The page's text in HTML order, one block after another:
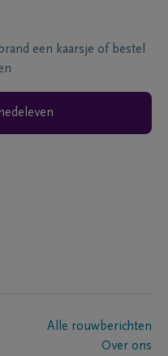
een kaarsje of bestel
Alle rouwberichten
Over ons